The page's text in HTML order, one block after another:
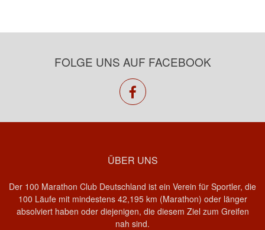
FOLGE UNS AUF FACEBOOK
facebook
ÜBER UNS
Der 100 Marathon Club Deutschland ist ein Verein für Sportler, die
100 Läufe mit mindestens 42,195 km (Marathon) oder länger
absolviert haben oder diejenigen, die diesem Ziel zum Greifen
nah sind.